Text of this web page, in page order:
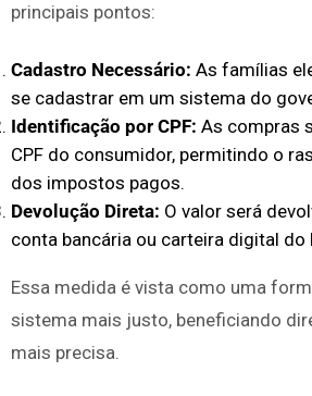
principais pontos:
Cadastro Necessário: As famílias
se cadastrar em um sistema do
Identificação por CPF: As compras
CPF do consumidor, permitindo o
dos impostos pagos.
Devolução Direta: O valor será
conta bancária ou carteira digital do
Essa medida é vista como uma
sistema mais justo, beneficiando
mais precisa.